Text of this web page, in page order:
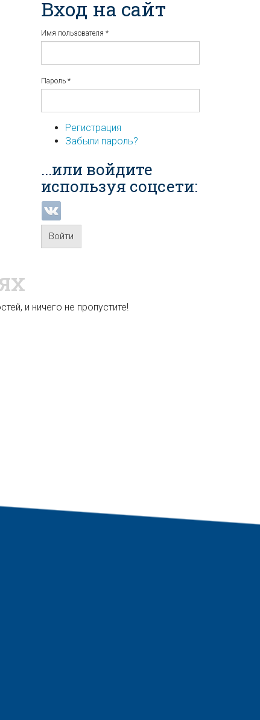
Вход на сайт
Имя пользователя *
Пароль *
Регистрация
Забыли пароль?
...или войдите
используя соцсети:
Войти
и ничего не пропустите!